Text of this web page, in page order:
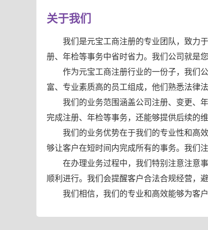
关于我们
我们是元宝工商注册的专业团队，致力
册、年检等事务中省时省力。我们公司就是您
作为元宝工商注册行业的一份子，我们
富、专业素质高的员工组成，他们熟悉法律
我们的业务范围涵盖公司注册、变更、
完成注册、年检等事务，还能够提供后续的
我们的业务优势在于我们的专业性和高
够让客户在短时间内完成所有的事务。我们
在办理业务过程中，我们特别注意注意
顺利进行。我们会提醒客户合法合规经营，
我们相信，我们的专业和高效能够为客